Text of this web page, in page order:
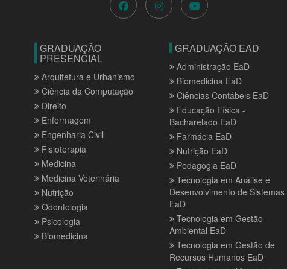
GRADUAÇÃO
PRESENCIAL
Arquitetura e Urbanismo
Ciência da Computação
Direito
Enfermagem
Engenharia Civil
Fisioterapia
Medicina
Medicina Veterinária
Nutrição
Odontologia
Psicologia
Biomedicina
GRADUAÇÃO EAD
Administração EaD
Biomedicina EaD
Ciências Contábeis EaD
Educação Física -
Bacharelado EaD
Farmácia EaD
Nutrição EaD
Pedagogia EaD
Tecnologia em Análise e
Desenvolvimento de Sistemas
EaD
Tecnologia em Gestão
Ambiental EaD
Tecnologia em Gestão de
Recursos Humanos EaD